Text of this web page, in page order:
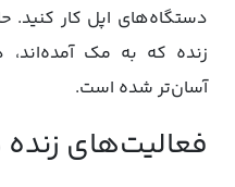
دستگاه‌های اپل کار کنید.
زنده که به مک آمده‌اند،
آسان‌تر شده است.
فعالیت‌های